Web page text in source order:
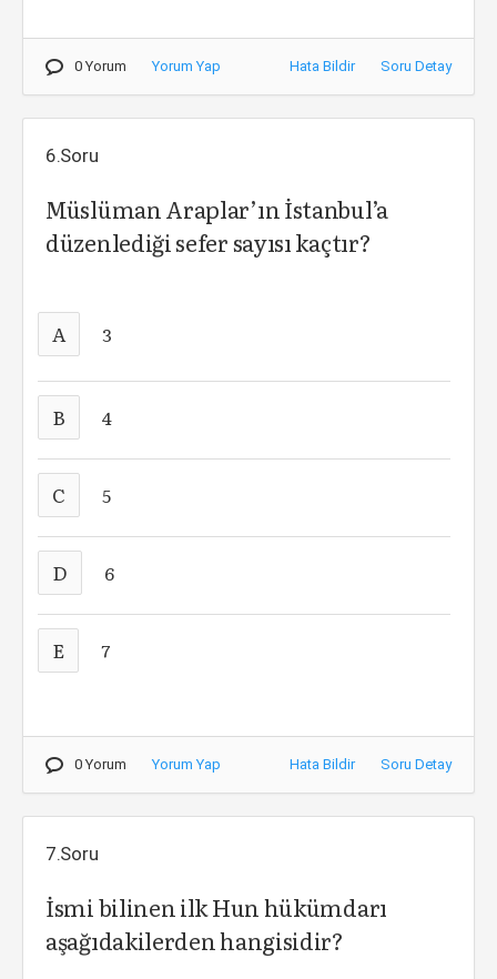
0 Yorum Yorum Yap Hata Bildir Soru Detay
6.Soru
Müslüman Araplar’ın İstanbul’a
düzenlediği sefer sayısı kaçtır?
A 3
B 4
C 5
D 6
E 7
0 Yorum Yorum Yap Hata Bildir Soru Detay
7.Soru
İsmi bilinen ilk Hun hükümdarı
aşağıdakilerden hangisidir?